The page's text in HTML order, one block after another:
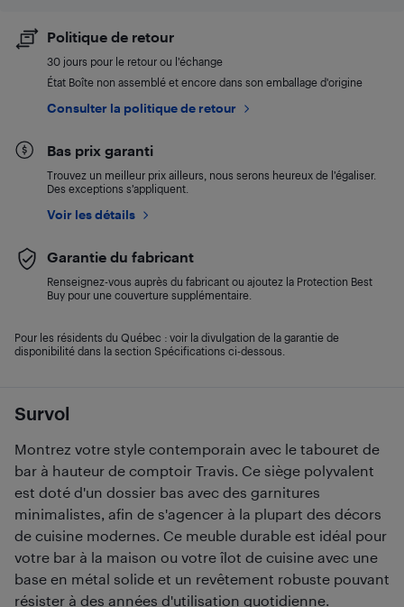
Survol
Montrez votre style contemporain avec le tabouret de
bar à hauteur de comptoir Travis. Ce siège polyvalent
est doté d'un dossier bas avec des garnitures
minimalistes, afin de s'agencer à la plupart des décors
de cuisine modernes. Ce meuble durable est idéal pour
votre bar à la maison ou votre îlot de cuisine avec une
base en métal solide et un revêtement robuste pouvant
résister à des années d'utilisation quotidienne.
Politique de retour
30 jours pour le retour ou l’échange
État Boîte non assemblé et encore dans son emballage d'origine
Consulter la politique de retour
Bas prix garanti
Trouvez un meilleur prix ailleurs, nous serons heureux de l’égaliser.
Des exceptions s’appliquent.
Voir les détails
Garantie du fabricant
Renseignez-vous auprès du fabricant ou ajoutez la Protection Best
Buy pour une couverture supplémentaire.
Pour les résidents du Québec : voir la divulgation de la garantie de
disponibilité dans la section Spécifications ci-dessous.